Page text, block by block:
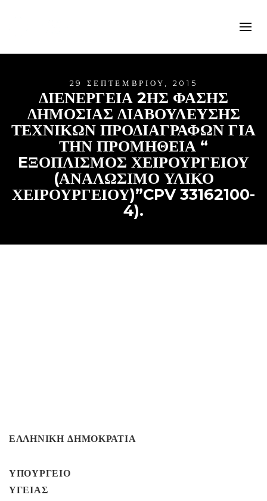
29 ΣΕΠΤΕΜΒΡΊΟΥ, 2015
ΔΙΕΝΕΡΓΕΙΑ 2ΗΣ ΦΑΣΗΣ
ΔΗΜΟΣΙΑΣ ΔΙΑΒΟΥΛΕΥΣΗΣ
ΤΕΧΝΙΚΩΝ ΠΡΟΔΙΑΓΡΑΦΩΝ ΓΙΑ
ΤΗΝ ΠΡΟΜΗΘΕΙΑ “
EΞΟΠΛΙΣΜΟΣ ΧΕΙΡΟΥΡΓΕΙΟΥ
(ΑΝΑΛΩΣΙΜΟ ΥΛΙΚΟ
ΧΕΙΡΟΥΡΓΕΙΟΥ)”CPV 33162100-
4).
ΕΛΛΗΝΙΚΗ ΔΗΜΟΚΡΑΤΙΑ
ΥΠΟΥΡΓΕΙΟ
ΥΓΕΙΑΣ